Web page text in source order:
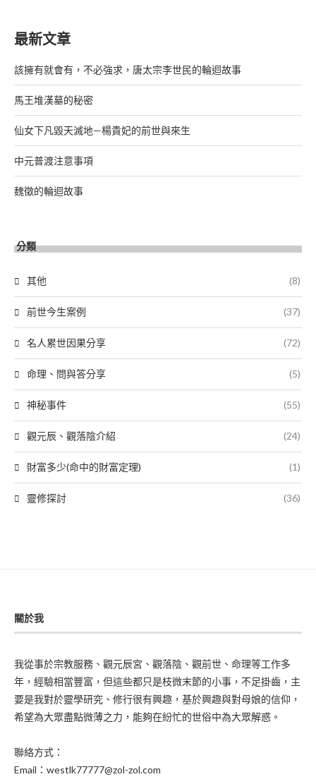
最新文章
該擁有就會有，不必強求，唐太宗李世民的輪迴故事
馬王堆漢墓的秘密
仙女下凡毀天滅地—楊貴妃的前世與來生
中元普渡注意事項
魏徵的輪迴故事
分類
其他 (8)
前世今生案例 (37)
名人累世因果分享 (72)
命理、問與答分享 (5)
神秘事件 (55)
觀元辰、觀落陰介紹 (24)
財富多少(命中的財富定理) (1)
靈修探討 (36)
關於我
我從事於宗教服務、觀元辰宮、觀落陰、觀前世、命理等工作多
年，經驗相當豐富，但這些都只是枝微末節的小事，不足掛齒，主
要是我對於靈學研究、修行很有興趣，基於興趣與對母娘的信仰，
希望為大眾盡點微薄之力，能夠在紛忙的世俗中為大眾解惑。
聯絡方式：
Email：westlk77777@zol-zol.com